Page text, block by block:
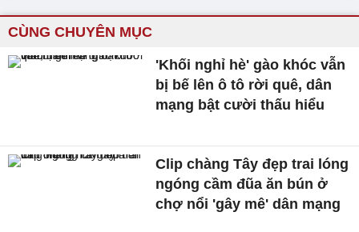
CÙNG CHUYÊN MỤC
'Khối nghỉ hè' gào khóc vẫn
bị bế lên ô tô rời quê, dân
mạng bật cười thấu hiểu
Clip chàng Tây đẹp trai lóng
ngóng cầm đũa ăn bún ở
chợ nổi 'gây mê' dân mạng